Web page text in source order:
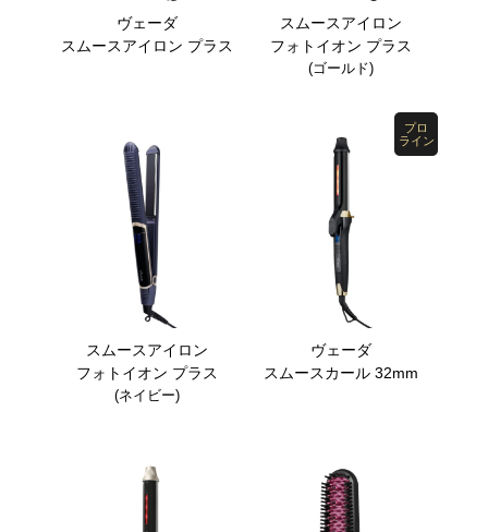
ヴェーダ
スムースアイロン プラス
スムースアイロン
フォトイオン プラス
(ゴールド)
スムースアイロン
フォトイオン プラス
(ネイビー)
プロ
ライン
ヴェーダ
スムースカール 32mm